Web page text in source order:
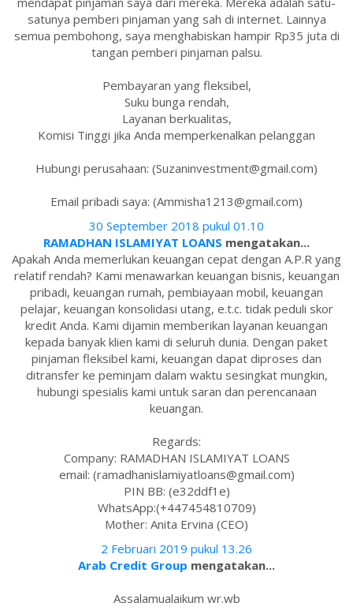
satunya pemberi pinjaman yang sah di internet. Lainnya
semua pembohong, saya menghabiskan hampir Rp35 juta di
tangan pemberi pinjaman palsu.
Pembayaran yang fleksibel,
Suku bunga rendah,
Layanan berkualitas,
Komisi Tinggi jika Anda memperkenalkan pelanggan
Hubungi perusahaan: (Suzaninvestment@gmail.com)
Email pribadi saya: (Ammisha1213@gmail.com)
30 September 2018 pukul 01.10
RAMADHAN ISLAMIYAT LOANS mengatakan...
Apakah Anda memerlukan keuangan cepat dengan A.P.R yang
relatif rendah? Kami menawarkan keuangan bisnis, keuangan
pribadi, keuangan rumah, pembiayaan mobil, keuangan
pelajar, keuangan konsolidasi utang, e.t.c. tidak peduli skor
kredit Anda. Kami dijamin memberikan layanan keuangan
kepada banyak klien kami di seluruh dunia. Dengan paket
pinjaman fleksibel kami, keuangan dapat diproses dan
ditransfer ke peminjam dalam waktu sesingkat mungkin,
hubungi spesialis kami untuk saran dan perencanaan
keuangan.
Regards:
Company: RAMADHAN ISLAMIYAT LOANS
email: (ramadhanislamiyatloans@gmail.com)
PIN BB: (e32ddf1e)
WhatsApp:(+447454810709)
Mother: Anita Ervina (CEO)
2 Februari 2019 pukul 13.26
Arab Credit Group mengatakan...
Assalamualaikum wr.wb